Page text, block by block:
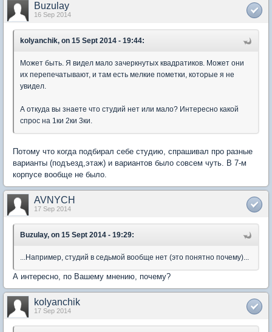
Buzulay
16 Sep 2014
kolyanchik, on 15 Sept 2014 - 19:44:
Может быть. Я видел мало зачеркнутых квадратиков. Может они
их перепечатывают, и там есть мелкие пометки, которые я не
увидел.
А откуда вы знаете что студий нет или мало? Интересно какой
спрос на 1ки 2ки 3ки.
Потому что когда подбирал себе студию, спрашивал про разные
варианты (подъезд,этаж) и вариантов было совсем чуть. В 7-м
корпусе вообще не было.
AVNYCH
17 Sep 2014
Buzulay, on 15 Sept 2014 - 19:29:
...Например, студий в седьмой вообще нет (это понятно почему)...
А интересно, по Вашему мнению, почему?
kolyanchik
17 Sep 2014